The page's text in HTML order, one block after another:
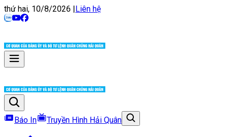
thứ hai, 10/8/2026 |Liên hệ
Báo In Truyền Hình Hải Quân